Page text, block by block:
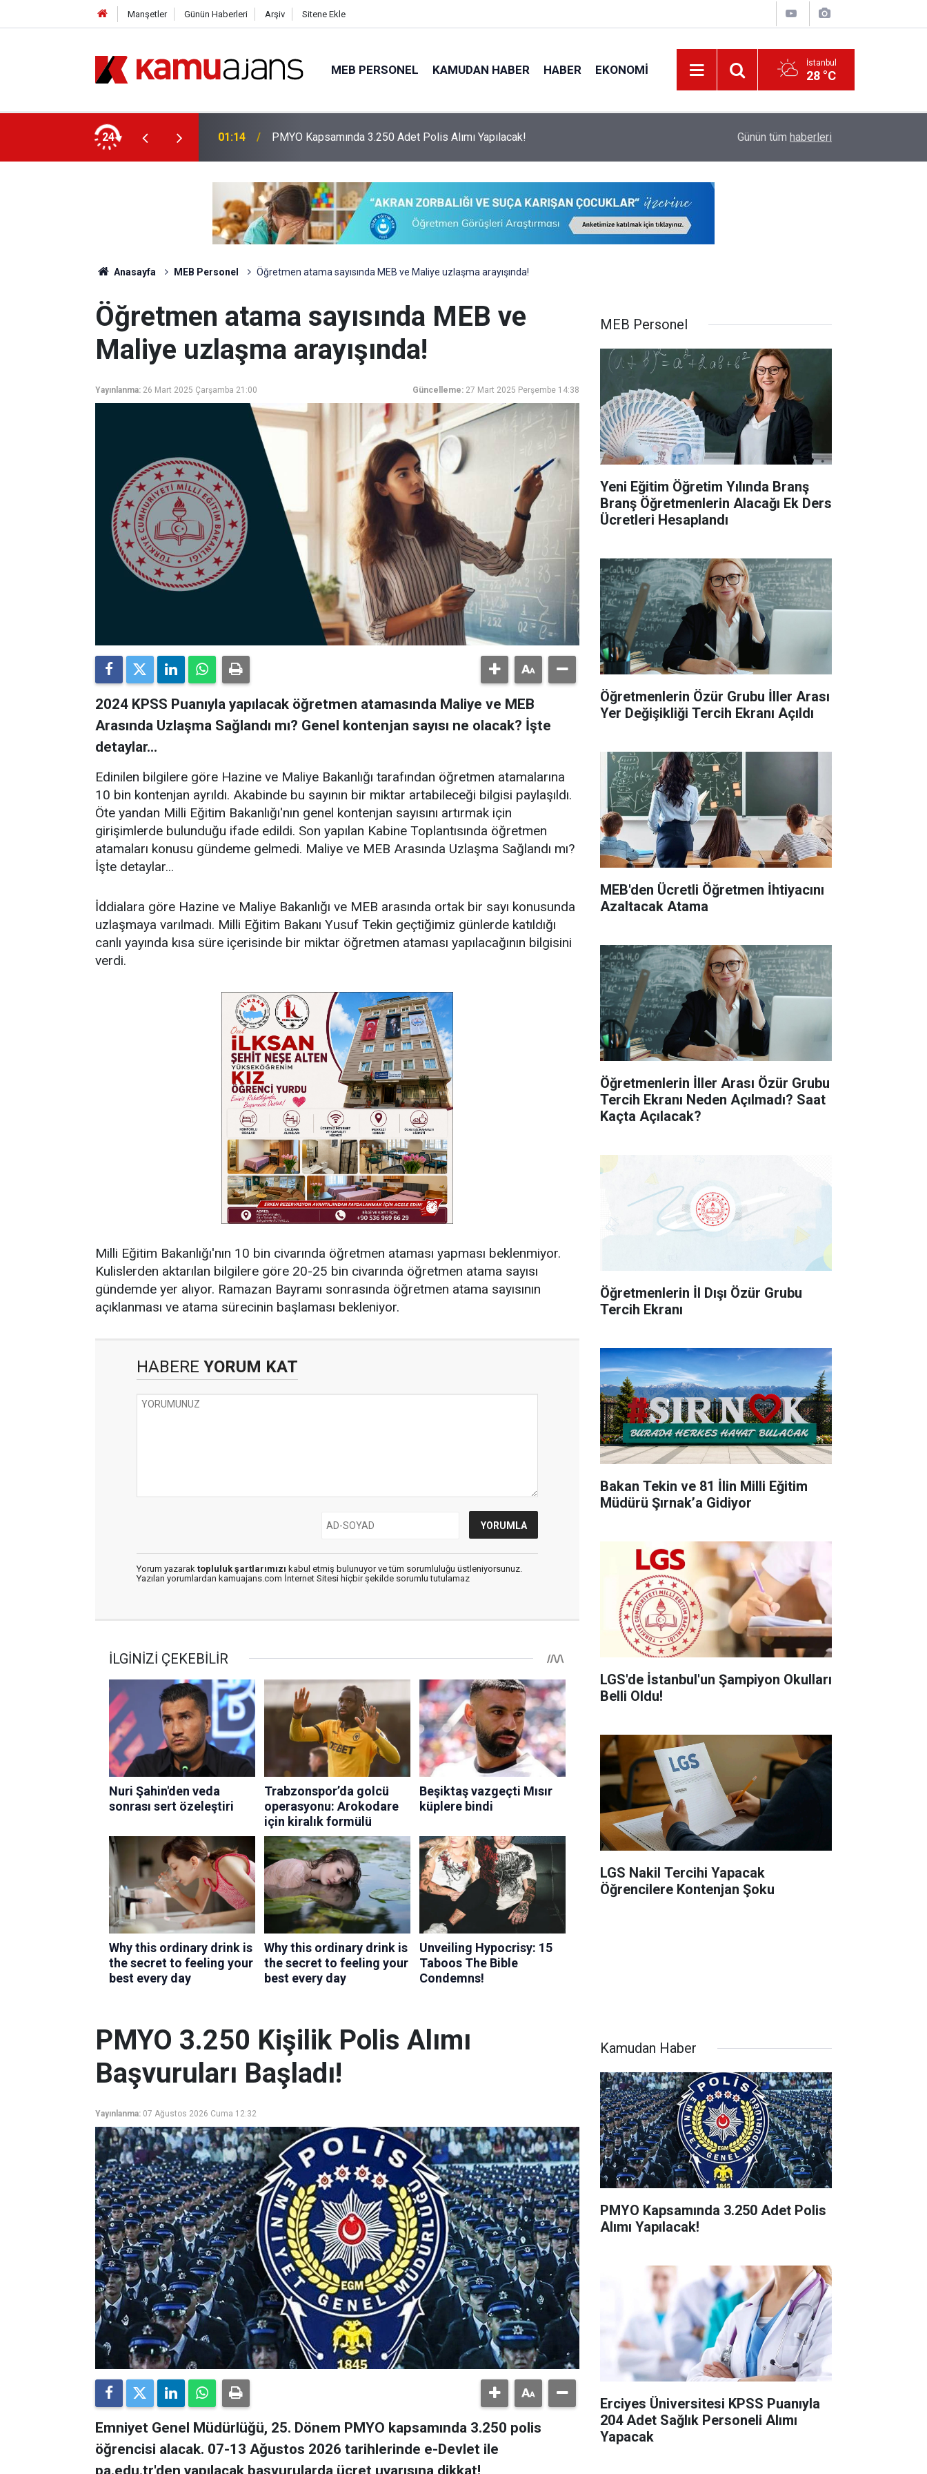
Manşetler Günün Haberleri Arşiv Sitene Ekle
MEB PERSONEL KAMUDAN HABER HABER EKONOMI İstanbul
28 °C
24 01:14 PMYO Kapsamında 3.250 Adet Polis Alımı Yapılacak! Erciyes Üniversitesi KPSS Puanıyla 204 Adet
Günün tüm haberleri
Anasayfa MEB Personel Öğretmen atama sayısında MEB ve Maliye uzlaşma arayışında!
Öğretmen atama sayısında MEB ve
Maliye uzlaşma arayışında!
Yayınlanma: 26 Mart 2025 Çarşamba 21:00 Güncelleme: 27 Mart 2025 Perşembe 14:38
2024 KPSS Puanıyla yapılacak öğretmen atamasında Maliye ve MEB
Arasında Uzlaşma Sağlandı mı? Genel kontenjan sayısı ne olacak? İşte
detaylar...
Edinilen bilgilere göre Hazine ve Maliye Bakanlığı tarafından öğretmen atamalarına
10 bin kontenjan ayrıldı. Akabinde bu sayının bir miktar artabileceği bilgisi paylaşıldı.
Öte yandan Milli Eğitim Bakanlığı'nın genel kontenjan sayısını artırmak için
girişimlerde bulunduğu ifade edildi. Son yapılan Kabine Toplantısında öğretmen
atamaları konusu gündeme gelmedi. Maliye ve MEB Arasında Uzlaşma Sağlandı mı?
İşte detaylar...
İddialara göre Hazine ve Maliye Bakanlığı ve MEB arasında ortak bir sayı konusunda
uzlaşmaya varılmadı. Milli Eğitim Bakanı Yusuf Tekin geçtiğimiz günlerde katıldığı
canlı yayında kısa süre içerisinde bir miktar öğretmen ataması yapılacağının bilgisini
verdi.
Milli Eğitim Bakanlığı'nın 10 bin civarında öğretmen ataması yapması beklenmiyor.
Kulislerden aktarılan bilgilere göre 20-25 bin civarında öğretmen atama sayısı
gündemde yer alıyor. Ramazan Bayramı sonrasında öğretmen atama sayısının
açıklanması ve atama sürecinin başlaması bekleniyor.
HABERE YORUM KAT
Yorum yazarak topluluk şartlarımızı kabul etmiş bulunuyor ve tüm sorumluluğu üstleniyorsunuz.
Yazılan yorumlardan kamuajans.com İnternet Sitesi hiçbir şekilde sorumlu tutulamaz
MEB Personel
Yeni Eğitim Öğretim Yılında Branş
Branş Öğretmenlerin Alacağı Ek Ders
Ücretleri Hesaplandı
Öğretmenlerin Özür Grubu İller Arası
Yer Değişikliği Tercih Ekranı Açıldı
MEB'den Ücretli Öğretmen İhtiyacını
Azaltacak Atama
Öğretmenlerin İller Arası Özür Grubu
Tercih Ekranı Neden Açılmadı? Saat
Kaçta Açılacak?
Öğretmenlerin İl Dışı Özür Grubu
Tercih Ekranı
Bakan Tekin ve 81 İlin Milli Eğitim
Müdürü Şırnak’a Gidiyor
LGS'de İstanbul'un Şampiyon Okulları
Belli Oldu!
LGS Nakil Tercihi Yapacak
Öğrencilere Kontenjan Şoku
PMYO 3.250 Kişilik Polis Alımı
Başvuruları Başladı!
Yayınlanma: 07 Ağustos 2026 Cuma 12:32
Emniyet Genel Müdürlüğü, 25. Dönem PMYO kapsamında 3.250 polis
öğrencisi alacak. 07-13 Ağustos 2026 tarihlerinde e-Devlet ile
Kamudan Haber
PMYO Kapsamında 3.250 Adet Polis
Alımı Yapılacak!
Erciyes Üniversitesi KPSS Puanıyla
204 Adet Sağlık Personeli Alımı
Yapacak